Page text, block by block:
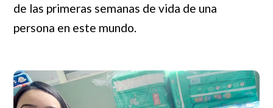
de las primeras semanas de vida de una
persona en este mundo.